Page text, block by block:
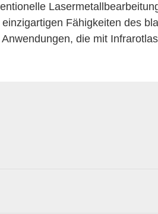
Fähigkeiten des
die mit